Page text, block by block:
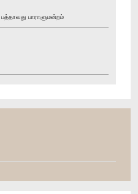
பாராளுமன்றம்